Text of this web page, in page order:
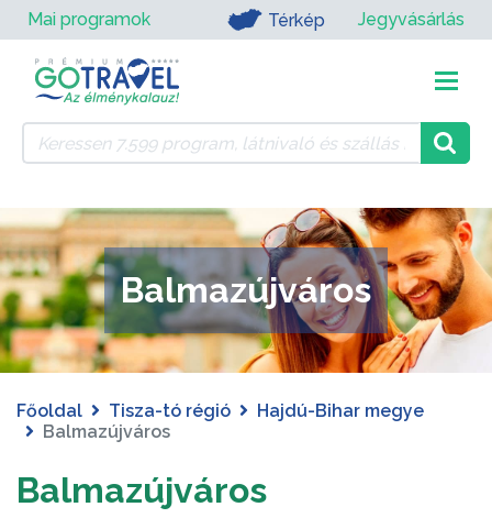
Mai programok Térkép Jegyvásárlás
Balmazújváros
Főoldal Tisza-tó régió
Hajdú-Bihar megye
Balmazújváros
Balmazújváros